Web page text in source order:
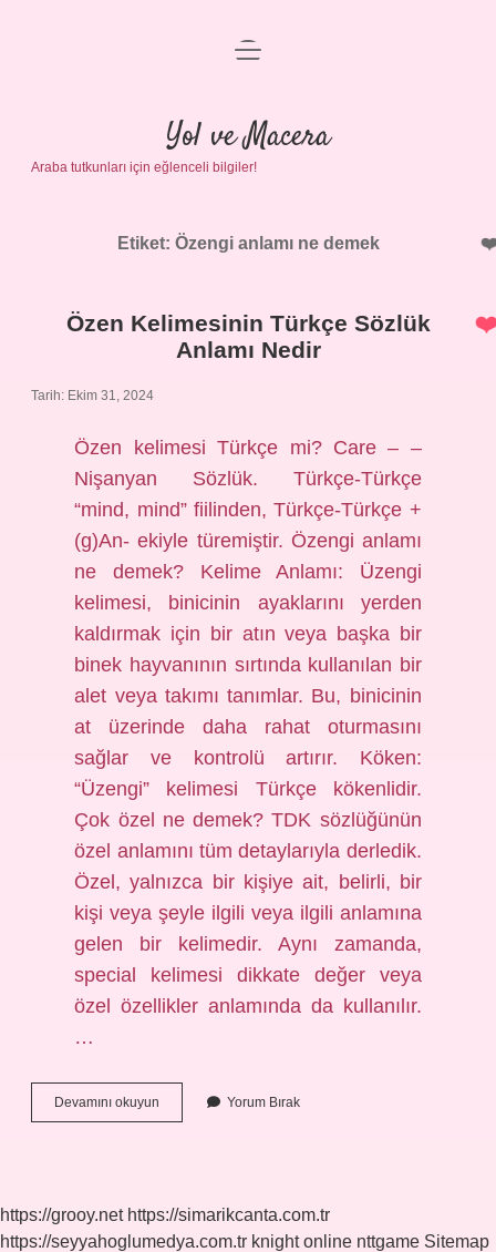
Anasayfa
Gizlilik Politikası
Yasal Uyarı
menüyü
Yol ve Macera
Araba tutkunları için eğlenceli bilgiler!
Etiket: Özengi anlamı ne demek
Özen Kelimesinin Türkçe Sözlük
Anlamı Nedir
Tarih: Ekim 31, 2024
Özen kelimesi Türkçe mi? Care – –
Nişanyan Sözlük. Türkçe-Türkçe
“mind, mind” fiilinden, Türkçe-Türkçe +
(g)An- ekiyle türemiştir. Özengi anlamı
ne demek? Kelime Anlamı: Üzengi
kelimesi, binicinin ayaklarını yerden
kaldırmak için bir atın veya başka bir
binek hayvanının sırtında kullanılan bir
alet veya takımı tanımlar. Bu, binicinin
at üzerinde daha rahat oturmasını
sağlar ve kontrolü artırır. Köken:
“Üzengi” kelimesi Türkçe kökenlidir.
Çok özel ne demek? TDK sözlüğünün
özel anlamını tüm detaylarıyla derledik.
Özel, yalnızca bir kişiye ait, belirli, bir
kişi veya şeyle ilgili veya ilgili anlamına
gelen bir kelimedir. Aynı zamanda,
special kelimesi dikkate değer veya
özel özellikler anlamında da kullanılır.
…
Devamını okuyun
Kelimesinin
Yorum Bırak
https://grooy.net https://simarikcanta.com.tr
https://seyyahoglumedya.com.tr knight online nttgame Sitemap